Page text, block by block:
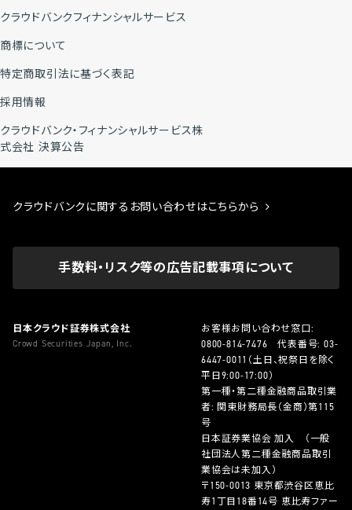
クラウドバンクフィナンシャルサービス
商標について
特定商取引法に基づく表記
採用情報
クラウドバンク・フィナンシャルサービス株
式会社 決算公告
クラウドバンクに関するお問い合わせはこちらから
手数料・リスク等の広告記載事項について
日本クラウド証券株式会社
Crowd Securities Japan, Inc.
お客様お問い合わせ窓口:
0800-814-7476 代表番号:03-
6447-0011 （土日、祝祭日を除く
平日9:00-17:00）
第一種・第二種金融商品取引業
者: 関東財務局長（金商）第115
号
日本証券業協会 加入 （一般
社団法人第二種金融商品取引
業協会は未加入）
〒150-0013 東京都渋谷区恵比
寿1丁目18番14号 恵比寿ファー